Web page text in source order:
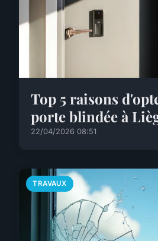
Top 5 raisons
porte blindée à
22/04/2026 08:51
TRAVAUX